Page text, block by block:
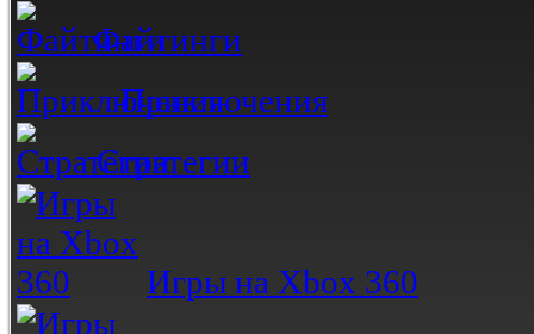
Файтинги
Приключения
Стратегии
Игры на Xbox 360